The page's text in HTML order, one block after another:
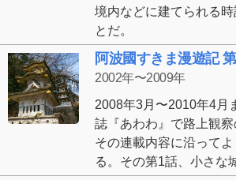
境内などに建てられる
とだ。
阿波國すきま漫遊記
2002年〜2009年
2008年3月〜2010年4月
誌『あわわ』で路上観察
その連載内容に沿って
る。その第1話、小さな